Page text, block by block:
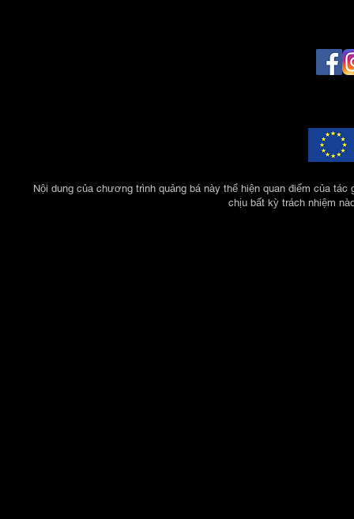
Nội dung của chương trình quảng bá này thể hiện quan điểm của
chịu bất kỳ trách nhiệm